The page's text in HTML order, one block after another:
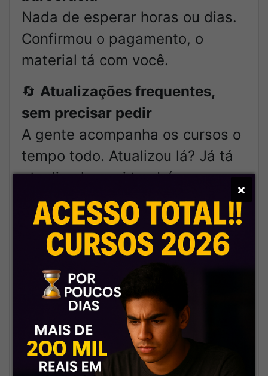
Nada de esperar horas ou dias.
Confirmou o pagamento, o
material tá com você.
🔄 Atualizações frequentes,
sem precisar pedir
A gente acompanha os cursos o
tempo todo. Atualizou lá? Já tá
atualizado aqui também.
🎯Atendimento rápido e
profissional
Nada de sumiço. Nosso suporte
é eficiente, presente e pronto
pra resolver.
🗂️Tudo organizado, como deve
ser
Navegação fácil, pastas bem
×